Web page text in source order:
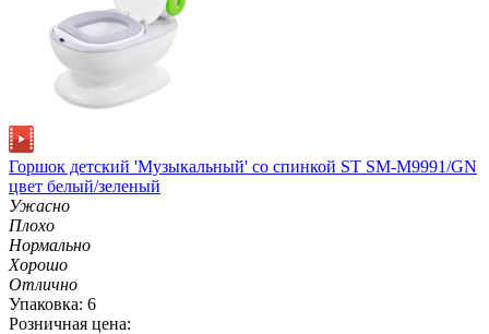
Горшок детский 'Музыкальный' со спинкой ST SM-M9991/GN
цвет белый/зеленый
Ужасно
Плохо
Нормально
Хорошо
Отлично
Упаковка: 6
Розничная цена: